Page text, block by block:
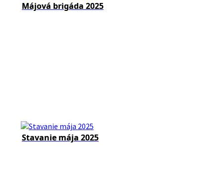
Májová brigáda 2025
Stavanie mája 2025